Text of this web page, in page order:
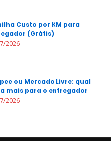
Custo por KM para
(Grátis)
2026
ou Mercado Livre: qual
mais para o entregador
2026